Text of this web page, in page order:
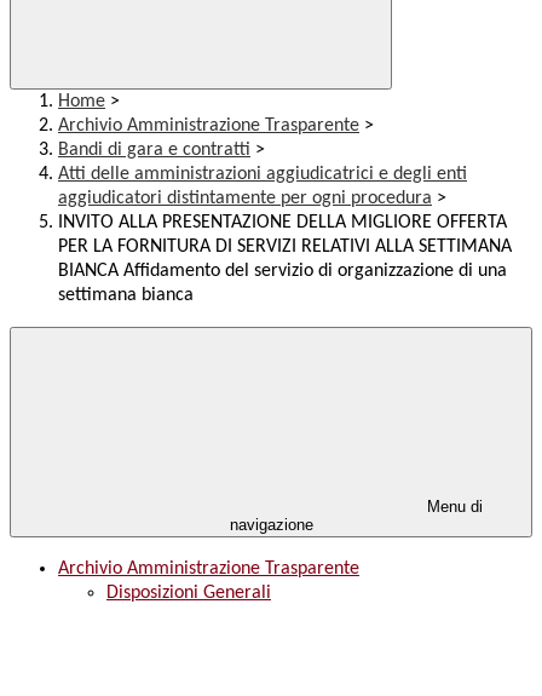
Home >
Archivio Amministrazione Trasparente >
Bandi di gara e contratti >
Atti delle amministrazioni aggiudicatrici e degli enti
aggiudicatori distintamente per ogni procedura >
INVITO ALLA PRESENTAZIONE DELLA MIGLIORE OFFERTA
PER LA FORNITURA DI SERVIZI RELATIVI ALLA SETTIMANA
BIANCA Affidamento del servizio di organizzazione di una
settimana bianca
Menu di
navigazione
Archivio Amministrazione Trasparente
Disposizioni Generali